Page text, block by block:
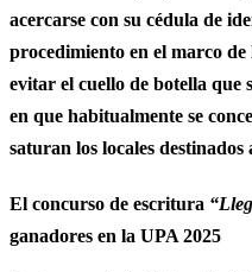
acercarse con su cédula de
procedimiento en el marco de
evitar el cuello de botella que
en que habitualmente se
saturan los locales destinados
El concurso de escritura
ganadores en la UPA 2025